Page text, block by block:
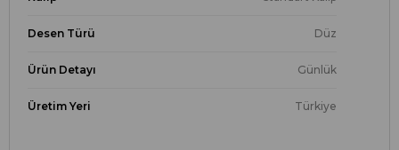
Desen Türü Düz
Ürün Detayı Günlük
Üretim Yeri Türkiye